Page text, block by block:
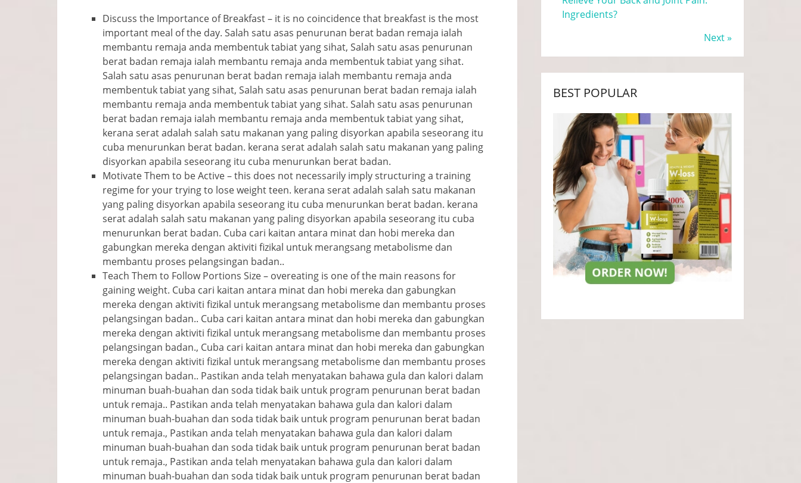
Discuss the Importance of Breakfast– it is no coincidence that breakfast is the most
important meal of the day. Salah satu asas penurunan berat badan remaja ialah
membantu remaja anda membentuk tabiat yang sihat, Salah satu asas penurunan
berat badan remaja ialah membantu remaja anda membentuk tabiat yang sihat.
Salah satu asas penurunan berat badan remaja ialah membantu remaja anda
membentuk tabiat yang sihat, Salah satu asas penurunan berat badan remaja ialah
membantu remaja anda membentuk tabiat yang sihat. Salah satu asas penurunan
berat badan remaja ialah membantu remaja anda membentuk tabiat yang sihat,
kerana serat adalah salah satu makanan yang paling disyorkan apabila seseorang itu
cuba menurunkan berat badan. kerana serat adalah salah satu makanan yang paling
disyorkan apabila seseorang itu cuba menurunkan berat badan.
Motivate Them to be Active–this does not necessarily imply structuring a training
regime for your trying to lose weight teen. kerana serat adalah salah satu makanan
yang paling disyorkan apabila seseorang itu cuba menurunkan berat badan. kerana
serat adalah salah satu makanan yang paling disyorkan apabila seseorang itu cuba
menurunkan berat badan. Cuba cari kaitan antara minat dan hobi mereka dan
gabungkan mereka dengan aktiviti fizikal untuk merangsang metabolisme dan
membantu proses pelangsingan badan..
Teach Them to Follow Portions Size– overeating is one of the main reasons for
gaining weight. Cuba cari kaitan antara minat dan hobi mereka dan gabungkan
mereka dengan aktiviti fizikal untuk merangsang metabolisme dan membantu proses
pelangsingan badan.. Cuba cari kaitan antara minat dan hobi mereka dan gabungkan
mereka dengan aktiviti fizikal untuk merangsang metabolisme dan membantu proses
pelangsingan badan., Cuba cari kaitan antara minat dan hobi mereka dan gabungkan
mereka dengan aktiviti fizikal untuk merangsang metabolisme dan membantu proses
pelangsingan badan.. Pastikan anda telah menyatakan bahawa gula dan kalori dalam
minuman buah-buahan dan soda tidak baik untuk program penurunan berat badan
untuk remaja.. Pastikan anda telah menyatakan bahawa gula dan kalori dalam
minuman buah-buahan dan soda tidak baik untuk program penurunan berat badan
untuk remaja., Pastikan anda telah menyatakan bahawa gula dan kalori dalam
minuman buah-buahan dan soda tidak baik untuk program penurunan berat badan
untuk remaja., Pastikan anda telah menyatakan bahawa gula dan kalori dalam
minuman buah-buahan dan soda tidak baik untuk program penurunan berat badan
Ingredients?
Next »
BEST POPULAR